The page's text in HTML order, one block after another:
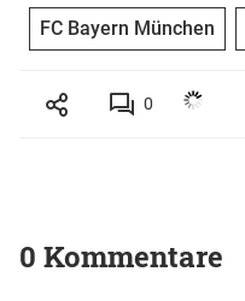
FC Bayern München
0
0 Kommentare